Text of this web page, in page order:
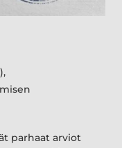
parhaat arviot